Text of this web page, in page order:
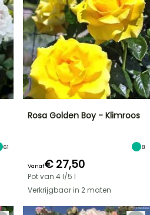
61
Rosa Golden Boy - Klimroos
8
Vanaf€ 27,50
Pot van 4 l/5 l
Verkrijgbaar in 2 maten